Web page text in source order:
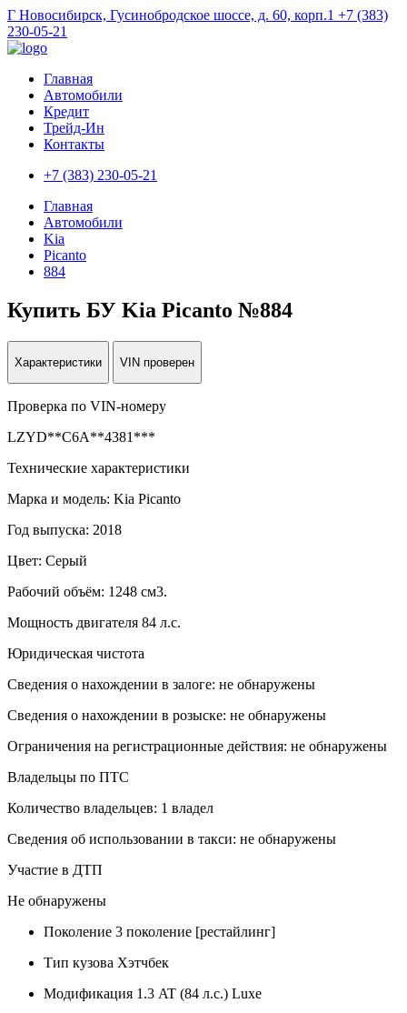
Г Новосибирск, Гусинобродское шоссе, д. 60, корп.1 +7 (383)
230-05-21
Главная
Автомобили
Кредит
Трейд-Ин
Контакты
+7 (383) 230-05-21
Главная
Автомобили
Kia
Picanto
884
Купить БУ Kia Picanto №884
Характеристики VIN проверен
Проверка по VIN-номеру
LZYD**C6A**4381***
Технические характеристики
Марка и модель: Kia Picanto
Год выпуска: 2018
Цвет: Серый
Рабочий объём: 1248 см3.
Мощность двигателя 84 л.с.
Юридическая чистота
Сведения о нахождении в залоге: не обнаружены
Сведения о нахождении в розыске: не обнаружены
Ограничения на регистрационные действия: не обнаружены
Владельцы по ПТС
Количество владельцев: 1 владел
Сведения об использовании в такси: не обнаружены
Участие в ДТП
Не обнаружены
Поколение 3 поколение [рестайлинг]
Тип кузова Хэтчбек
Модификация 1.3 AT (84 л.с.) Luxe